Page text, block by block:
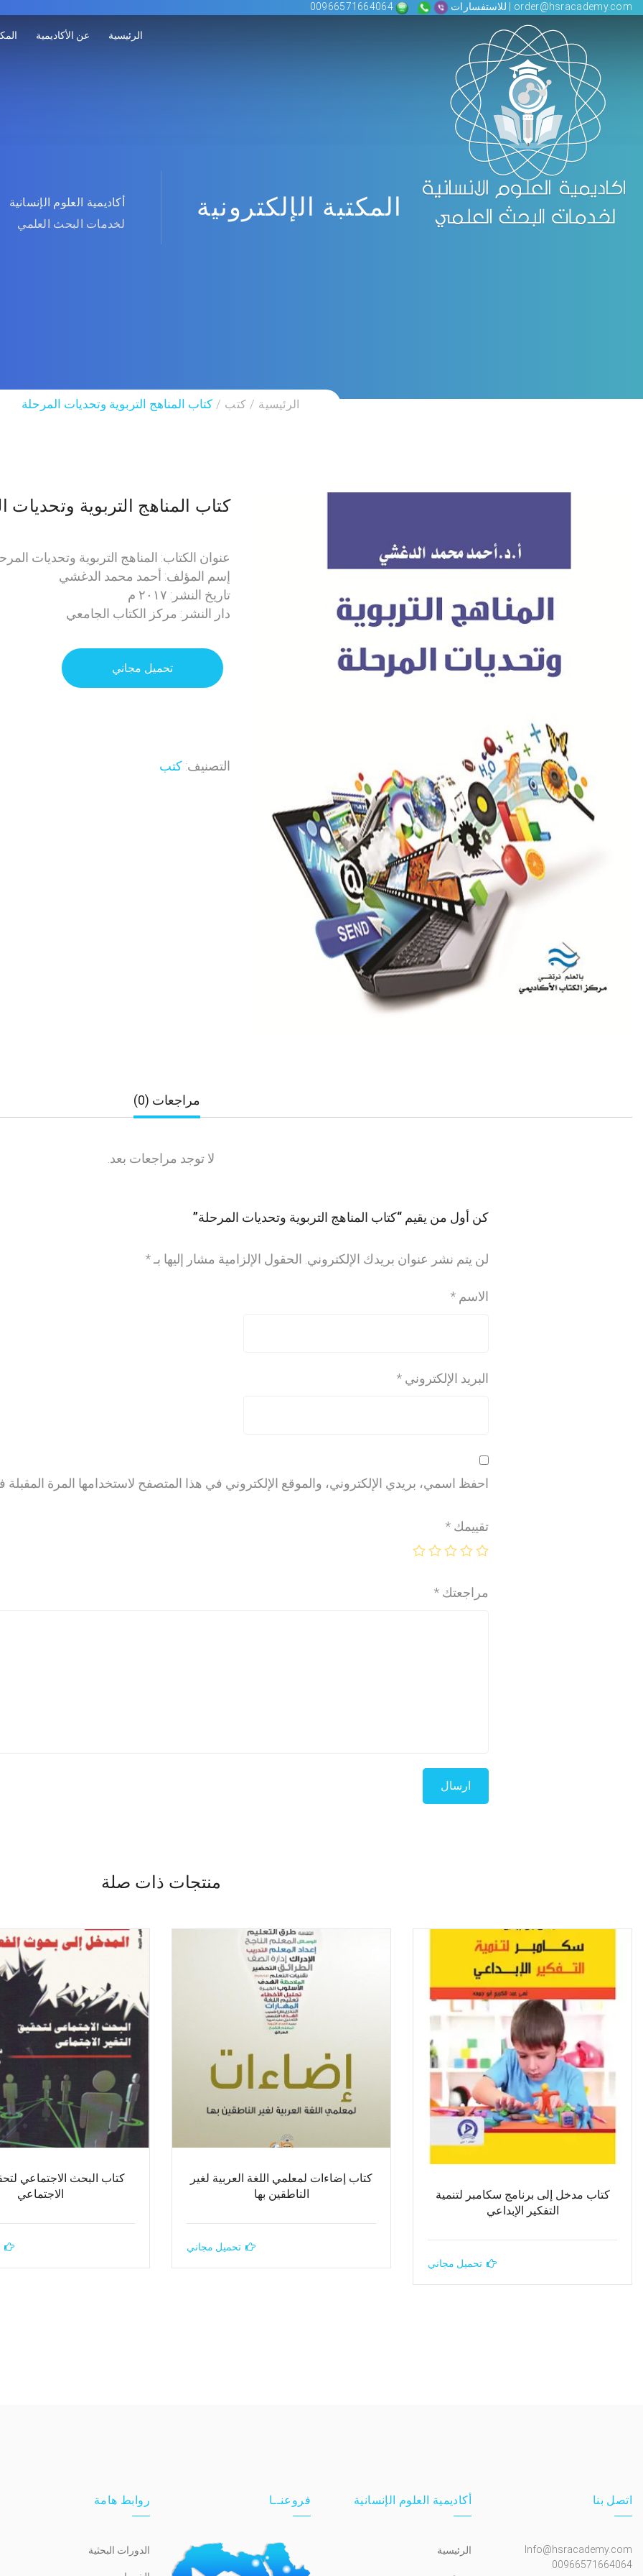
order@hsracademy.com | للاستفسارات 00966571664064
الرئيسية عن الأكاديمية
المكتبة الإلكترونية
أكاديمية العلوم الإنسانية
لخدمات البحث العلمي
الرئيسية كتب كتاب المناهج التربوية وتحديات المرحلة
كتاب المناهج التربوية وتحديات
عنوان الكتاب: المناهج التربوية وتحديات
إسم المؤلف: أحمد محمد الدغشي
تاريخ النشر: ٢٠١٧ م
دار النشر: مركز الكتاب الجامعي
تحميل مجاني
التصنيف: كتب
مراجعات (0)
لا توجد مراجعات بعد.
كن أول من يقيم “كتاب المناهج التربوية وتحديات المرحلة”
لن يتم نشر عنوان بريدك الإلكتروني. الحقول الإلزامية مشار إليها بـ*
الاسم *
البريد الإلكتروني *
احفظ اسمي، بريدي الإلكتروني، والموقع الإلكتروني في هذا المتصفح لاستخدامها المرة المقبلة
تقييمك *
مراجعتك *
منتجات ذات صلة
كتاب مدخل إلى برنامج سكامبر لتنمية
التفكير الإبداعي
تحميل مجاني
كتاب إضاءات لمعلمي اللغة العربية لغير
الناطقين بها
تحميل مجاني
كتاب البحث الاجتماعي
الاجتماعي
اتصل بنا
Info@hsracademy.com
00966571664064
أكاديمية العلوم الإنسانية
الرئيسية
فروعنــا روابط هامة
الدورات البحثية